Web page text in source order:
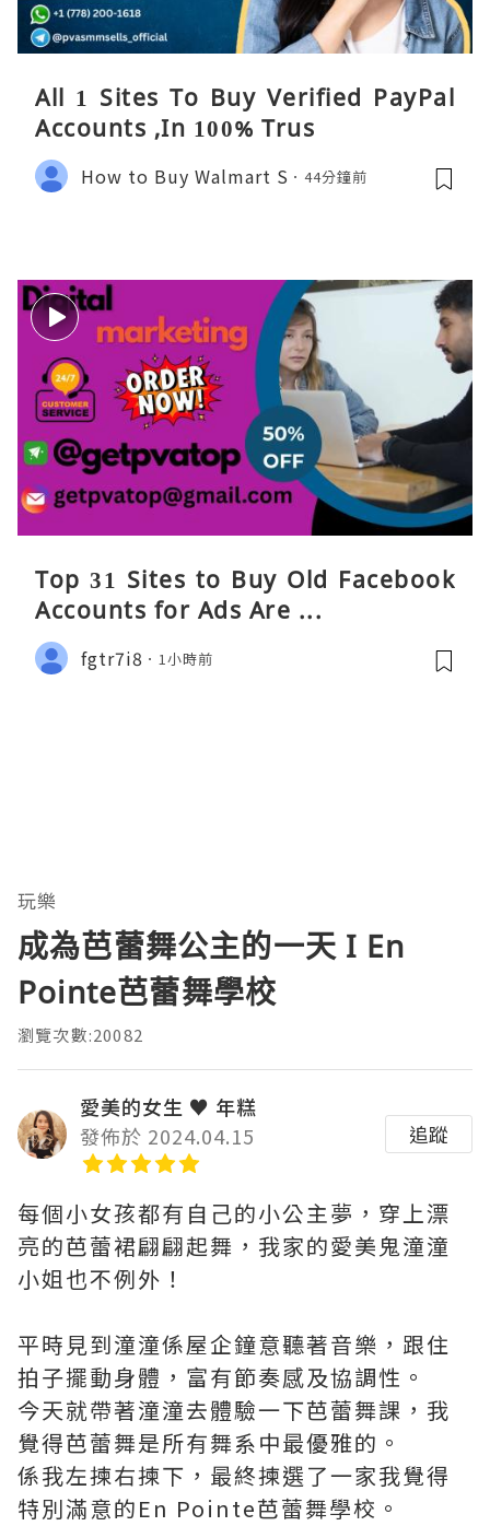
All 1 Sites To Buy Verified PayPal
Accounts ,In 100% Trus
How to Buy Walmart S 44分鐘前
Top 31 Sites to Buy Old Facebook
Accounts​ for Ads Are ...
fgtr7i8 1小時前
玩樂
成為芭蕾舞公主的一天 I En
Pointe芭蕾舞學校
瀏覽次數:20082
愛美的女生 ♥ 年糕
發佈於 2024.04.15
追蹤
每個小女孩都有自己的小公主夢，穿上漂
亮的芭蕾裙翩翩起舞，我家的愛美鬼潼潼
小姐也不例外！
平時見到潼潼係屋企鐘意聽著音樂，跟住
拍子擺動身體，富有節奏感及協調性。
今天就帶著潼潼去體驗一下芭蕾舞課，我
覺得芭蕾舞是所有舞系中最優雅的。
係我左揀右揀下，最終揀選了一家我覺得
特別滿意的En Pointe芭蕾舞學校。